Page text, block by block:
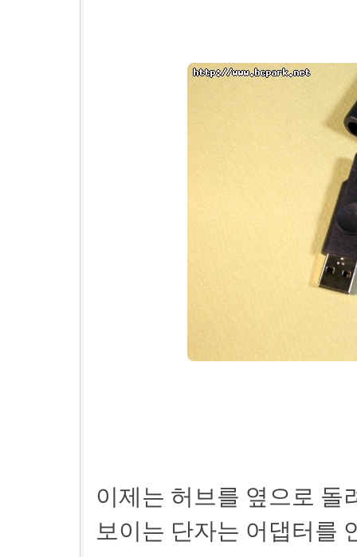
이제는 허브를 옆으로 돌
보이는 단자는 어댑터를